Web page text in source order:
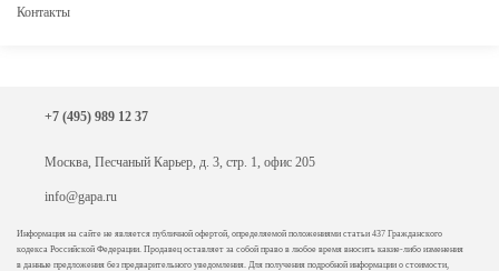
Контакты
Информация на сайте не является публичной офертой, определяемой положениями статьи 437 Гражданского
кодекса Российской Федерации. Продавец оставляет за собой право в любое время вносить какие-либо изменения
в данные предложения без предварительного уведомления. Для получения подробной информации о стоимости,
+7 (495) 989 12 37
Москва, Песчаный Карьер, д. 3, стр. 1, офис 205
info@gapa.ru